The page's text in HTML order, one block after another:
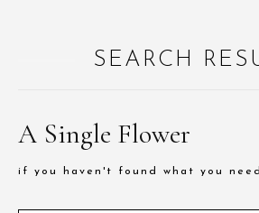
SEARCH
A Single Flower
if you haven't found what you